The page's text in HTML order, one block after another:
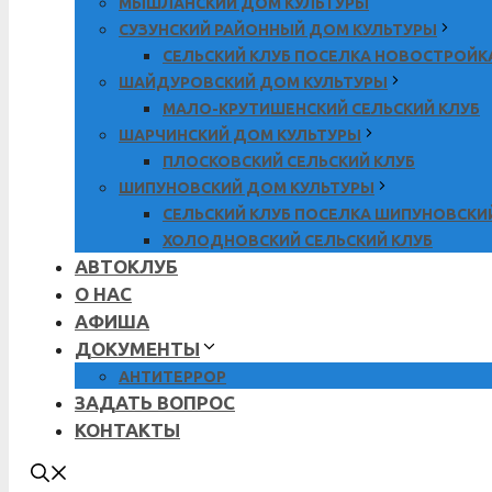
СУЗУНСКИЙ РАЙОННЫЙ ДОМ КУЛЬТУРЫ
СЕЛЬСКИЙ КЛУБ ПОСЕЛКА
ШАЙДУРОВСКИЙ ДОМ КУЛЬТУРЫ
МАЛО-КРУТИШЕНСКИЙ СЕЛЬСКИЙ КЛУБ
ШАРЧИНСКИЙ ДОМ КУЛЬТУРЫ
ПЛОСКОВСКИЙ СЕЛЬСКИЙ КЛУБ
ШИПУНОВСКИЙ ДОМ КУЛЬТУРЫ
СЕЛЬСКИЙ КЛУБ ПОСЕЛКА
ХОЛОДНОВСКИЙ СЕЛЬСКИЙ КЛУБ
АВТОКЛУБ
О НАС
АФИША
ДОКУМЕНТЫ
АНТИТЕРРОР
ЗАДАТЬ ВОПРОС
КОНТАКТЫ